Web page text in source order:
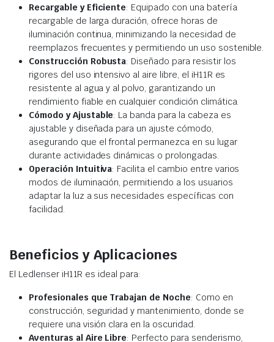
Recargable y Eficiente: Equipado con una batería
recargable de larga duración, ofrece horas de
iluminación continua, minimizando la necesidad de
reemplazos frecuentes y permitiendo un uso sostenible.
Construcción Robusta: Diseñado para resistir los
rigores del uso intensivo al aire libre, el iH11R es
resistente al agua y al polvo, garantizando un
rendimiento fiable en cualquier condición climática.
Cómodo y Ajustable: La banda para la cabeza es
ajustable y diseñada para un ajuste cómodo,
asegurando que el frontal permanezca en su lugar
durante actividades dinámicas o prolongadas.
Operación Intuitiva: Facilita el cambio entre varios
modos de iluminación, permitiendo a los usuarios
adaptar la luz a sus necesidades específicas con
facilidad.
Beneficios y Aplicaciones
El Ledlenser iH11R es ideal para:
Profesionales que Trabajan de Noche: Como en
construcción, seguridad y mantenimiento, donde se
requiere una visión clara en la oscuridad.
Aventuras al Aire Libre: Perfecto para senderismo,